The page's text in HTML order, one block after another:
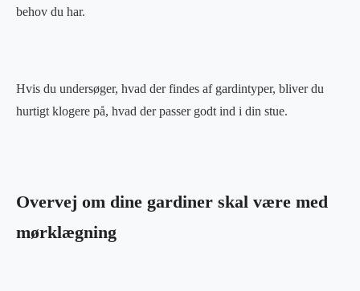
behov du har.
Hvis du undersøger, hvad der findes af gardintyper, bliver du
hurtigt klogere på, hvad der passer godt ind i din stue.
Overvej om dine gardiner skal være med
mørklægning